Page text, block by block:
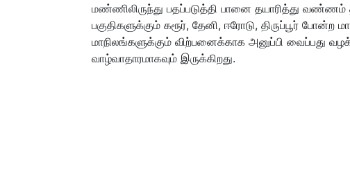
மண்ணிலிருந்து பதப்படுத்தி பானை தயாரித்து வண்ணம்
பகுதிகளுக்கும் கரூர், தேனி, ஈரோடு, திருப்பூர்
மாநிலங்களுக்கும் விற்பனைக்காக அனுப்பி வைப்பது
வாழ்வாதாரமாகவும் இருக்கிறது.